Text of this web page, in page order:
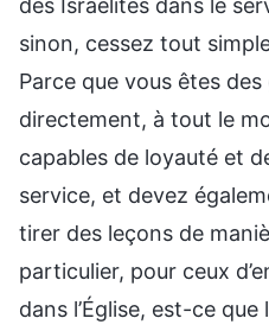
sinon, cessez tout
Parce que vous êtes
directement, à tout le
capables de loyauté et
service, et devez
tirer des leçons de
particulier, pour ceux
dans l’Église, est-ce